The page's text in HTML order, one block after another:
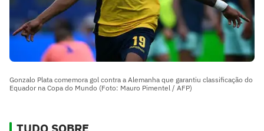
Gonzalo Plata comemora gol contra a Alemanha que garantiu classificação do
Equador na Copa do Mundo (Foto: Mauro Pimentel / AFP)